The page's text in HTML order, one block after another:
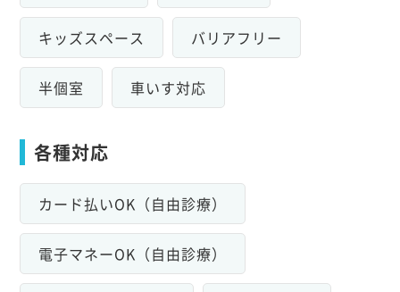
キッズスペース バリアフリー
半個室 車いす対応
各種対応
カード払いOK（自由診療）
電子マネーOK（自由診療）